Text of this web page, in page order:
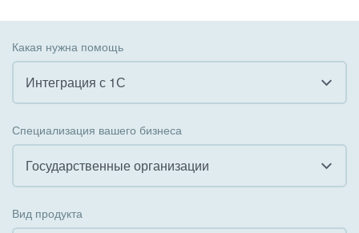
Какая нужна помощь
Интеграция с 1С
Внедрение КЭДО
Интеграция с 1С
Специализация вашего бизнеса
Государственные организации
Вид продукта